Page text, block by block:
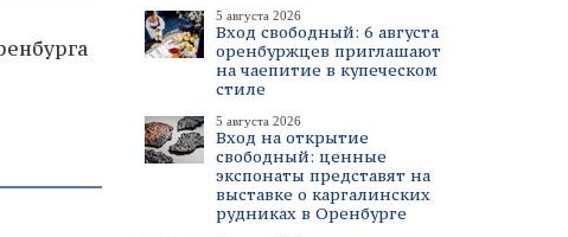
5 августа 2026
Вход свободный: 6 августа
оренбуржцев приглашают
на чаепитие в купеческом
стиле
5 августа 2026
Вход на открытие
свободный: ценные
экспонаты представят на
выставке о каргалинских
рудниках в Оренбурге